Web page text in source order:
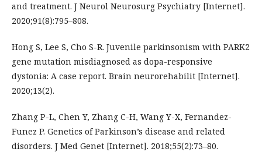
and treatment. J Neurol Neurosurg Psychiatry [Internet].
2020;91(8):795–808.
Hong S, Lee S, Cho S-R. Juvenile parkinsonism with PARK2
gene mutation misdiagnosed as dopa-responsive
dystonia: A case report. Brain neurorehabilit [Internet].
2020;13(2).
Zhang P-L, Chen Y, Zhang C-H, Wang Y-X, Fernandez-
Funez P. Genetics of Parkinson’s disease and related
disorders. J Med Genet [Internet]. 2018;55(2):73–80.